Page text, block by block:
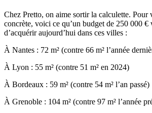
Chez Pretto, on aime sortir la calculette. Pour
concrète, voici ce qu’un budget de 250 000 €
d’acquérir aujourd’hui dans ces villes :
À Nantes : 72 m² (contre 66 m² l’année
À Lyon : 55 m² (contre 51 m² en 2024)
À Bordeaux : 59 m² (contre 54 m² l’an passé)
À Grenoble : 104 m² (contre 97 m² l’année